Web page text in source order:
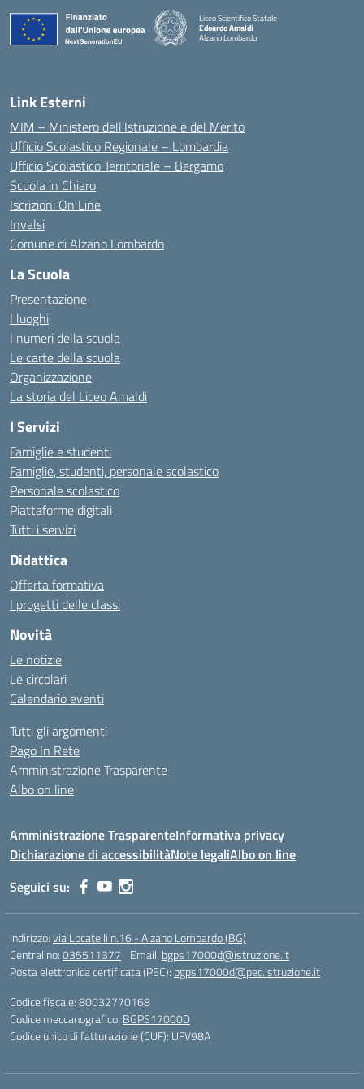
Liceo Scientifico Statale
Edoardo Amaldi
Alzano Lombardo
Link Esterni
MIM – Ministero dell’Istruzione e del Merito
Ufficio Scolastico Regionale – Lombardia
Ufficio Scolastico Territoriale – Bergamo
Scuola in Chiaro
Iscrizioni On Line
Invalsi
Comune di Alzano Lombardo
La Scuola
Presentazione
I luoghi
I numeri della scuola
Le carte della scuola
Organizzazione
La storia del Liceo Amaldi
I Servizi
Famiglie e studenti
Famiglie, studenti, personale scolastico
Personale scolastico
Piattaforme digitali
Tutti i servizi
Didattica
Offerta formativa
I progetti delle classi
Novità
Le notizie
Le circolari
Calendario eventi
Tutti gli argomenti
Pago In Rete
Amministrazione Trasparente
Albo on line
Amministrazione TrasparenteInformativa privacy
Dichiarazione di accessibilitàNote legaliAlbo on line
Seguici su:
Indirizzo:via Locatelli n.16 - Alzano Lombardo (BG)
Centralino:035511377 Email: bgps17000d@istruzione.it
Posta elettronica certificata (PEC): bgps17000d@pec.istruzione.it
Codice fiscale: 80032770168
Codice meccanografico: BGPS17000D
Codice unico di fatturazione (CUF): UFV98A